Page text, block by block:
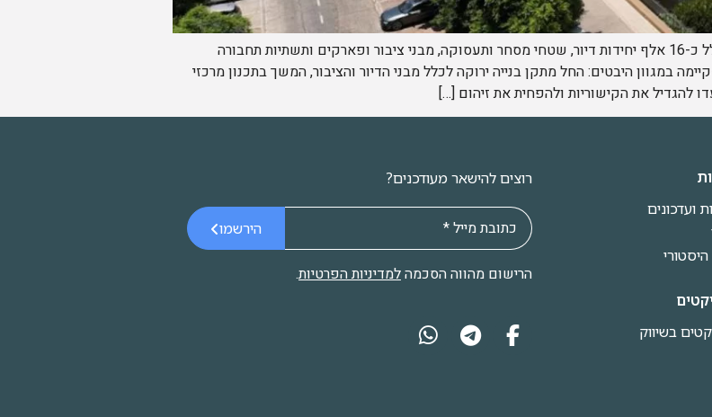
רובע שדה דב מתוכנן להיבנות כרובע עירוני מתקדם הכולל כ-16 אלף יחידות דיור, שטחי מסחר ותעסוקה, מבני ציבור ופארקים ותשתיות תחבורה
במגוון היבטים: החל מתקן בנייה ירוקה לכלל מבני הדיור והציבור, המשך בתכנון מרכזי
להגדיל את הקישוריות ולהפחית את זיהום […]
ועדכונים
בשיווק
רוצים להישאר מעודכנים?
הירשמו
הרישום מהווה הסכמהלמדיניות הפרטיות.